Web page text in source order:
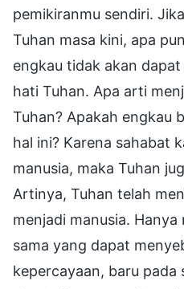
pemikiranmu sendiri.
Tuhan masa kini, apa
engkau tidak akan
hati Tuhan. Apa arti
Tuhan? Apakah engkau
hal ini? Karena sahabat
manusia, maka Tuhan
Artinya, Tuhan telah
menjadi manusia.
sama yang dapat
kepercayaan, baru pada